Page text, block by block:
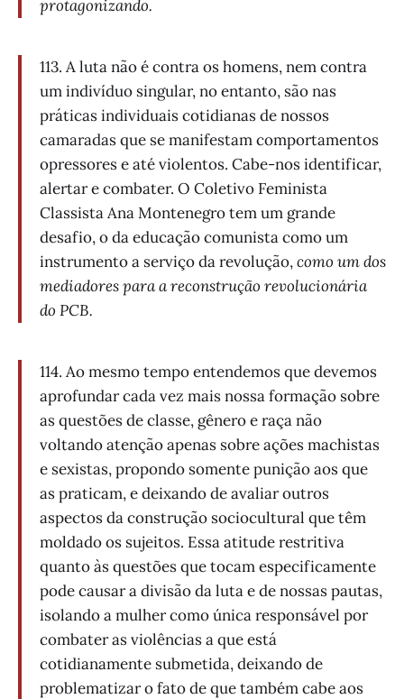
protagonizando.
113. A luta não é contra os homens, nem contra
um indivíduo singular, no entanto, são nas
práticas individuais cotidianas de nossos
camaradas que se manifestam comportamentos
opressores e até violentos. Cabe-nos identificar,
alertar e combater. O Coletivo Feminista
Classista Ana Montenegro tem um grande
desafio, o da educação comunista como um
instrumento a serviço da revolução,como um dos
mediadores para a reconstrução revolucionária
do PCB.
114. Ao mesmo tempo entendemos que devemos
aprofundar cada vez mais nossa formação sobre
as questões de classe, gênero e raça não
voltando atenção apenas sobre ações machistas
e sexistas, propondo somente punição aos que
as praticam, e deixando de avaliar outros
aspectos da construção sociocultural que têm
moldado os sujeitos. Essa atitude restritiva
quanto às questões que tocam especificamente
pode causar a divisão da luta e de nossas pautas,
isolando a mulher como única responsável por
combater as violências a que está
cotidianamente submetida, deixando de
problematizar o fato de que também cabe aos